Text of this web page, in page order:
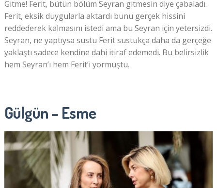
Gitme! Ferit, bütün bölüm Seyran gitmesin diye çabaladı.
Ferit, eksik duygularla aktardı bunu gerçek hissini
reddederek kalmasını istedi ama bu Seyran için yetersizdi.
Seyran, ne yaptıysa sustu Ferit sustukça daha da gerçeğe
yaklaştı sadece kendine dahi itiraf edemedi. Bu belirsizlik
hem Seyran’ı hem Ferit’i yormuştu.
Gülgün – Esme